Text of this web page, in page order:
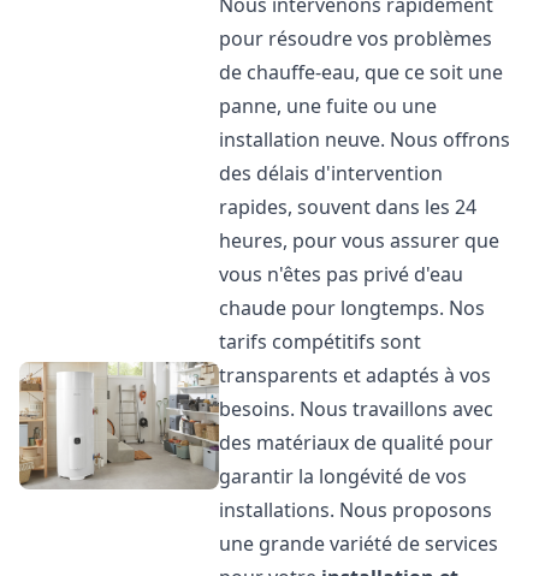
pour résoudre vos problèmes
de chauffe-eau, que ce soit une
panne, une fuite ou une
installation neuve. Nous offrons
des délais d'intervention
rapides, souvent dans les 24
heures, pour vous assurer que
vous n'êtes pas privé d'eau
chaude pour longtemps. Nos
tarifs compétitifs sont
transparents et adaptés à vos
besoins. Nous travaillons avec
des matériaux de qualité pour
garantir la longévité de vos
installations. Nous proposons
une grande variété de services